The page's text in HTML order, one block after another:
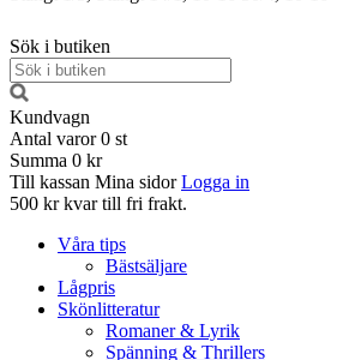
Sök i butiken
Kundvagn
Antal varor 0 st
Summa 0 kr
Till kassan Mina sidor Logga in
500 kr kvar till fri frakt.
Våra tips
Bästsäljare
Lågpris
Skönlitteratur
Romaner & Lyrik
Spänning & Thrillers